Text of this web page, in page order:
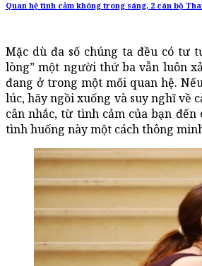
Quan hệ tình cảm không trong sáng, 2 cán bộ
Mặc dù đa số chúng ta đều có tư
lòng” một người thứ ba vẫn luôn
đang ở trong một mối quan hệ.
lúc, hãy ngồi xuống và suy nghĩ về
cân nhắc, từ tình cảm của bạn
tình huống này một cách thông